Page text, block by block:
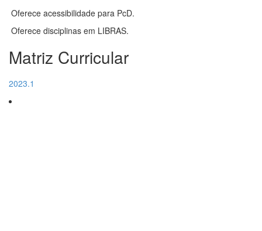
Oferece acessibilidade para PcD.
Oferece disciplinas em LIBRAS.
Matriz Curricular
2023.1